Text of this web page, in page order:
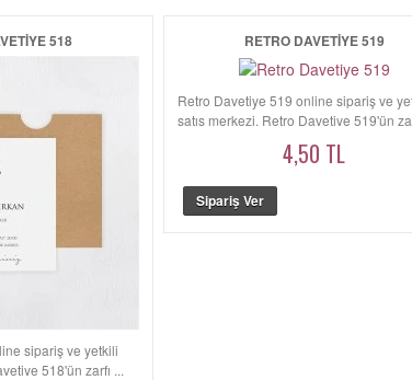
518
sipariş ve yetkili
518'ün zarfı ...
RETRO DAVETIYE 519
Retro Davetiye 519 online sipariş ve
satış merkezi. Retro Davetiye 519'ün
4,50 TL